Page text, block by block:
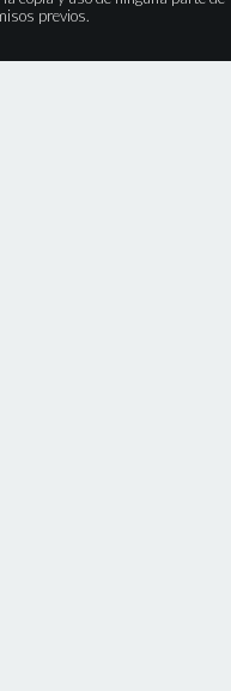
previos.